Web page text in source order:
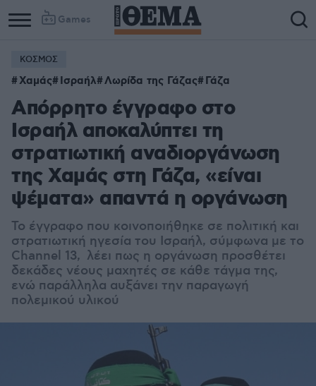
Games
Column
1
Column
2
ΚΟΣΜΟΣ
Χαμάς Ισραήλ Λωρίδα της Γάζας Γάζα
Απόρρητο έγγραφο στο
Ισραήλ αποκαλύπτει τη
στρατιωτική αναδιοργάνωση
της Χαμάς στη Γάζα, «είναι
ψέματα» απαντά η οργάνωση
Το έγγραφο που κοινοποιήθηκε σε πολιτική και
στρατιωτική ηγεσία του Ισραήλ, σύμφωνα με το
Channel 13, λέει πως η οργάνωση προσθέτει
δεκάδες νέους μαχητές σε κάθε τάγμα της,
ενώ παράλληλα αυξάνει την παραγωγή
πολεμικού υλικού